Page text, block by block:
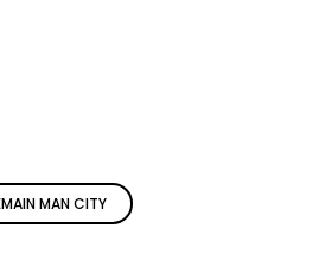
MAN CITY